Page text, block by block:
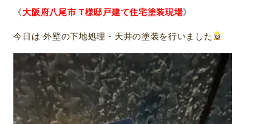
《大阪府八尾市 T様邸戸建て住宅塗装現場》
今日は 外壁の下地処理・天井の塗装を行いました